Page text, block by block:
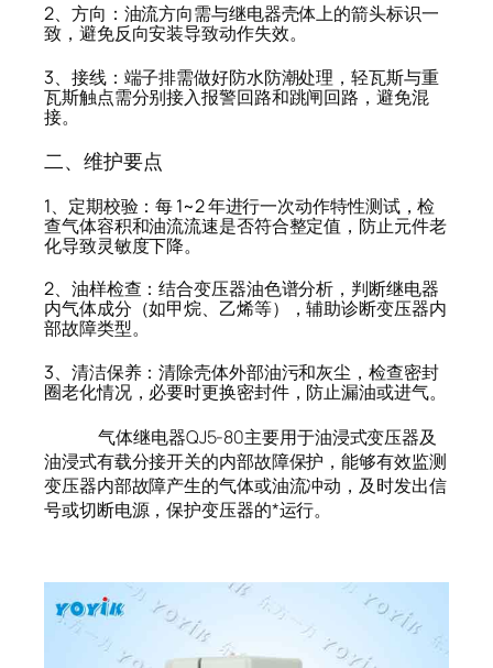
2、方向：油流方向需与继电器壳体上的箭头标识一
致，避免反向安装导致动作失效。
3、接线：端子排需做好防水防潮处理，轻瓦斯与重
瓦斯触点需分别接入报警回路和跳闸回路，避免混
接。
二、维护要点
1、定期校验：每 1~2 年进行一次动作特性测试，检
查气体容积和油流流速是否符合整定值，防止元件老
化导致灵敏度下降。
2、油样检查：结合变压器油色谱分析，判断继电器
内气体成分（如甲烷、乙烯等），辅助诊断变压器内
部故障类型。
3、清洁保养：清除壳体外部油污和灰尘，检查密封
圈老化情况，必要时更换密封件，防止漏油或进气。
气体继电器QJ5-80主要用于油浸式变压器及
油浸式有载分接开关的内部故障保护，能够有效监测
变压器内部故障产生的气体或油流冲动，及时发出信
号或切断电源，保护变压器的*运行。